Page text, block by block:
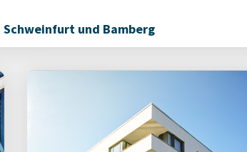
und Bamberg